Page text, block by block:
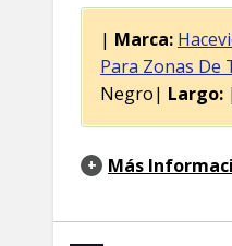
| Marca:
Para Zonas De
Negro| Largo: |
Más